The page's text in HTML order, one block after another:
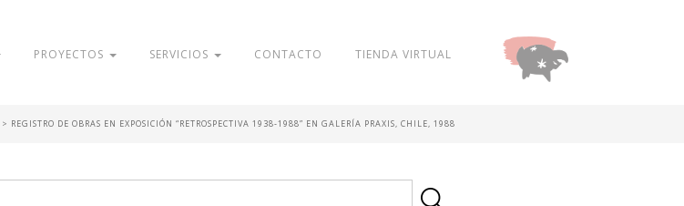
PROYECTOS SERVICIOS CONTACTO TIENDA VIRTUAL
> REGISTRO DE OBRAS EN EXPOSICIÓN “RETROSPECTIVA 1938-1988” EN GALERÍA PRAXIS, CHILE, 1988